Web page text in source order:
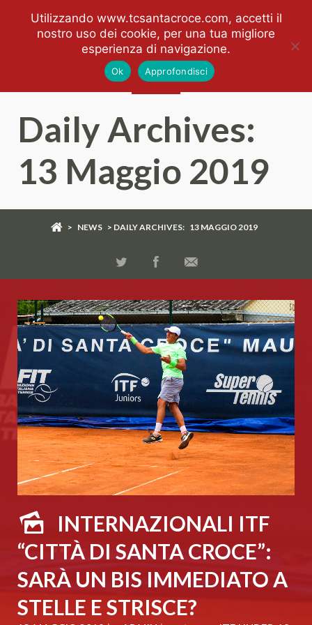
Daily Archives:
13 Maggio 2019
> NEWS > DAILY ARCHIVES: 13 MAGGIO 2019
INTERNAZIONALI ITF
“CITTÀ DI SANTA CROCE”:
SARÀ UN BIS IMMEDIATO A
STELLE E STRISCE?
Utilizzando www.tcsantacroce.com, accetti il
nostro uso dei cookie, per una tua migliore
esperienza di navigazione.
Ok Approfondisci